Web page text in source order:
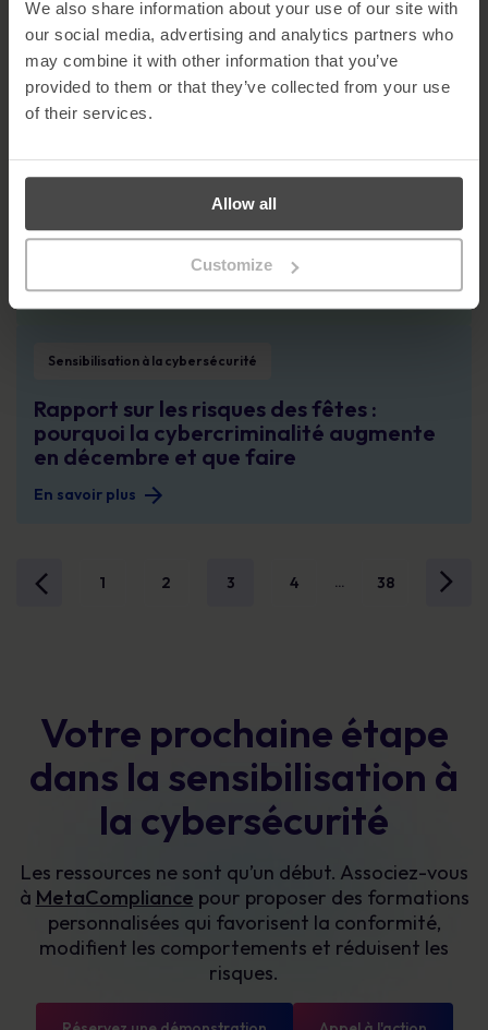
We also share information about your use of our site with
our social media, advertising and analytics partners who
may combine it with other information that you’ve
provided to them or that they’ve collected from your use
of their services.
Allow all
Customize
Intégrer la sécurité dans la culture :
Pourquoi le comportement humain
définit désormais le risque cybernétique
En savoir plus
Publication du Top 10 2025 de l’OWASP - Ce que vous devez savoir
Publication du Top 10 2025 de l’OWASP -
Ce que vous devez savoir
En savoir plus
Sensibilisation à la cybersécurité
Rapport sur les risques des fêtes :
pourquoi la cybercriminalité augmente
en décembre et que faire
En savoir plus
1 2 3 4 ... 38
Votre prochaine étape
dans la sensibilisation à
la cybersécurité
Les ressources ne sont qu’un début. Associez-vous
à MetaCompliance pour proposer des formations
personnalisées qui favorisent la conformité,
modifient les comportements et réduisent les
risques.